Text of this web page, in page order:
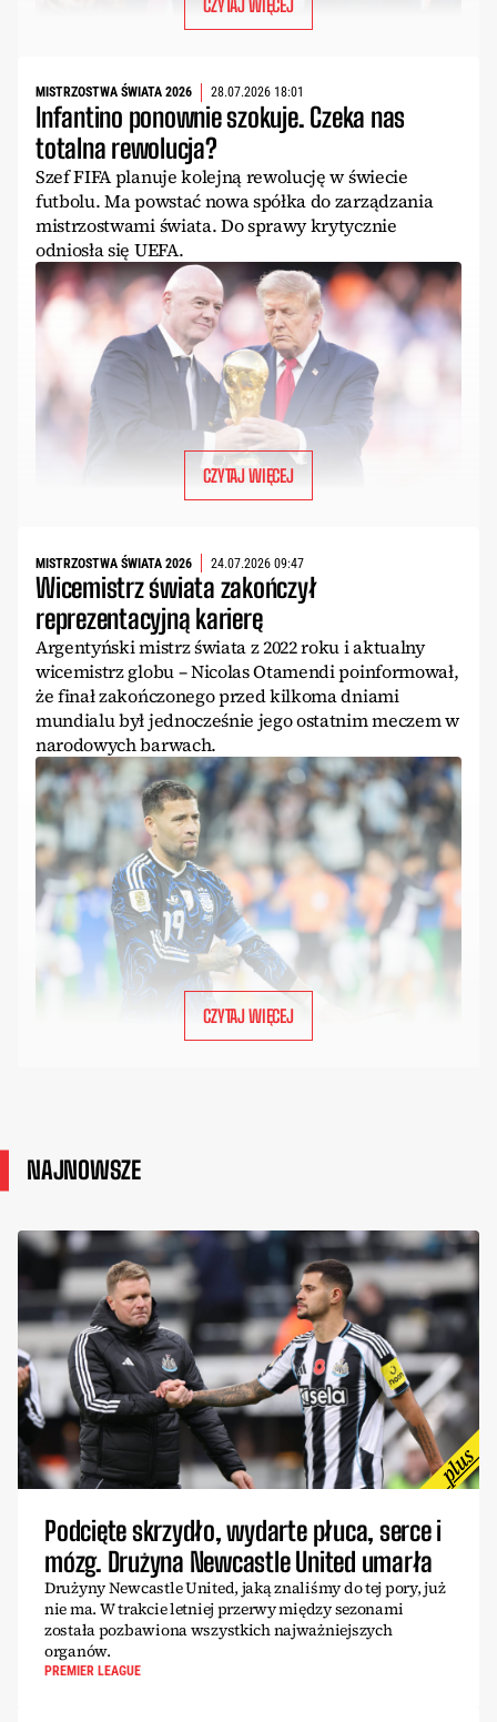
CZYTAJ WIĘCEJ
MISTRZOSTWA ŚWIATA 2026 28.07.2026 18:01
Infantino ponownie szokuje. Czeka nas
totalna rewolucja?
Szef FIFA planuje kolejną rewolucję w świecie
futbolu. Ma powstać nowa spółka do zarządzania
mistrzostwami świata. Do sprawy krytycznie
odniosła się UEFA.
CZYTAJ WIĘCEJ
MISTRZOSTWA ŚWIATA 2026 24.07.2026 09:47
Wicemistrz świata zakończył
reprezentacyjną karierę
Argentyński mistrz świata z 2022 roku i aktualny
wicemistrz globu – Nicolas Otamendi poinformował,
że finał zakończonego przed kilkoma dniami
mundialu był jednocześnie jego ostatnim meczem w
narodowych barwach.
CZYTAJ WIĘCEJ
NAJNOWSZE
Podcięte skrzydło, wydarte płuca, serce i
mózg. Drużyna Newcastle United umarła
Drużyny Newcastle United, jaką znaliśmy do tej pory, już
nie ma. W trakcie letniej przerwy między sezonami
została pozbawiona wszystkich najważniejszych
organów.
PREMIER LEAGUE